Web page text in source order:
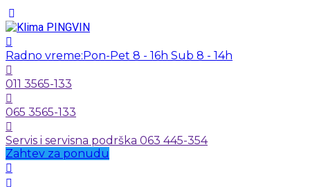
Radno vreme:Pon-Pet 8 - 16h Sub 8 - 14h
011 3565-133
065 3565-133
Servis i servisna podrška 063 445-354
Zahtev za ponudu